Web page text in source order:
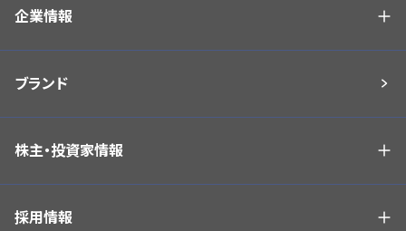
企業情報
ブランド
株主・投資家情報
採用情報